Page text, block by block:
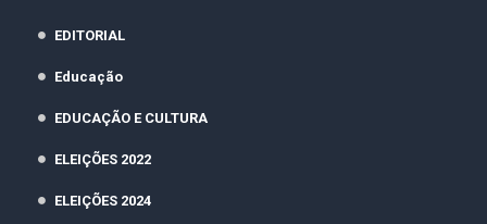
EDITORIAL
Educação
EDUCAÇÃO E CULTURA
ELEIÇÕES 2022
ELEIÇÕES 2024